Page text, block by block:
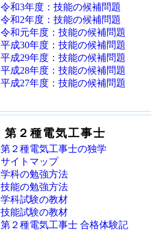
令和3年度：技能の候補問題
令和2年度：技能の候補問題
令和元年度：技能の候補問題
平成30年度：技能の候補問題
平成29年度：技能の候補問題
平成28年度：技能の候補問題
平成27年度：技能の候補問題
第２種電気工事士
第２種電気工事士の独学
サイトマップ
学科の勉強方法
技能の勉強方法
学科試験の教材
技能試験の教材
第２種電気工事士 合格体験記